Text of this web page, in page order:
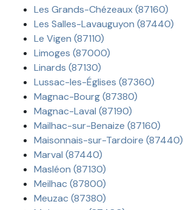
Les Grands-Chézeaux (87160)
Les Salles-Lavauguyon (87440)
Le Vigen (87110)
Limoges (87000)
Linards (87130)
Lussac-les-Églises (87360)
Magnac-Bourg (87380)
Magnac-Laval (87190)
Mailhac-sur-Benaize (87160)
Maisonnais-sur-Tardoire (87440)
Marval (87440)
Masléon (87130)
Meilhac (87800)
Meuzac (87380)